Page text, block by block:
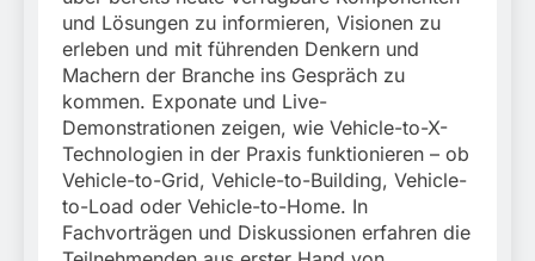
und Lösungen zu informieren, Visionen zu
erleben und mit führenden Denkern und
Machern der Branche ins Gespräch zu
kommen. Exponate und Live-
Demonstrationen zeigen, wie Vehicle-to-X-
Technologien in der Praxis funktionieren – ob
Vehicle-to-Grid, Vehicle-to-Building, Vehicle-
to-Load oder Vehicle-to-Home. In
Fachvorträgen und Diskussionen erfahren die